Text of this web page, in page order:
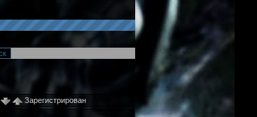
Зарегистрирован